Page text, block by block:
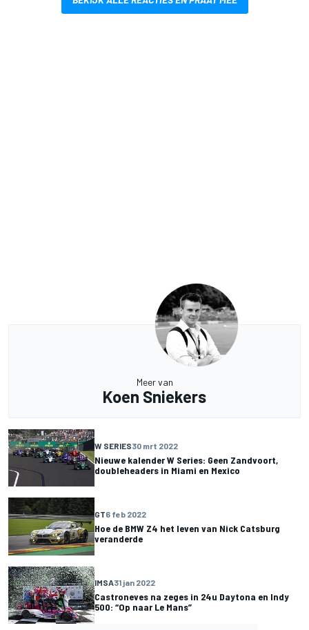
Meer van
Koen Sniekers
W SERIES30 mrt 2022
Nieuwe kalender W Series: Geen Zandvoort,
doubleheaders in Miami en Mexico
GT6 feb 2022
Hoe de BMW Z4 het leven van Nick Catsburg
veranderde
IMSA31 jan 2022
Castroneves na zeges in 24u Daytona en Indy
500: “Op naar Le Mans”